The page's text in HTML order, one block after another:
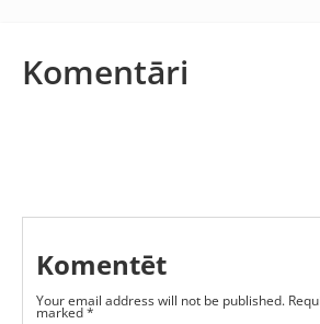
Komentāri
Komentēt
Your email address will not be published.
marked*